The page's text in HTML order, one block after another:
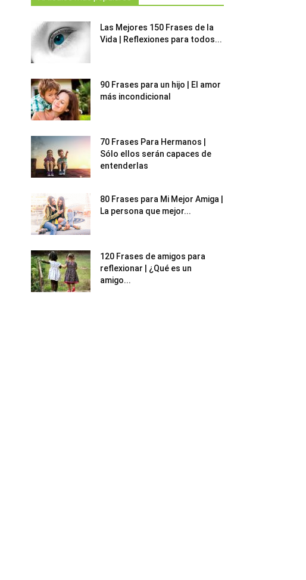
Las Mejores 150 Frases de la
Vida | Reflexiones para todos...
90 Frases para un hijo | El amor
más incondicional
70 Frases Para Hermanos |
Sólo ellos serán capaces de
entenderlas
80 Frases para Mi Mejor Amiga |
La persona que mejor...
120 Frases de amigos para
reflexionar | ¿Qué es un
amigo...